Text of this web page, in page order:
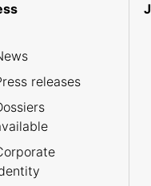
releases